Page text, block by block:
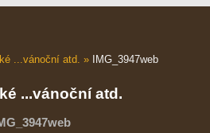
...vánoční atd. » IMG_3947web
...vánoční atd.